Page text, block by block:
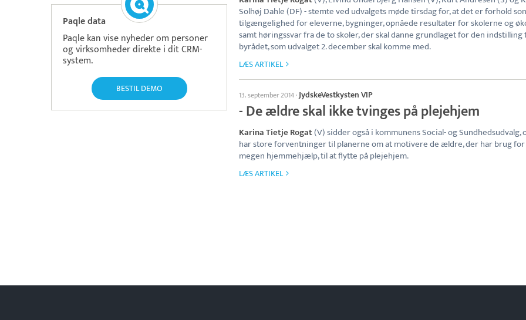
Paqle data
Paqle kan vise nyheder om personer
og virksomheder direkte i dit CRM-
system.
BESTIL DEMO
Solhøj Dahle (DF) - stemte ved udvalgets møde tirsdag for, at det er forhold
tilgængelighed for eleverne, bygninger, opnåede resultater for skolerne og
samt høringssvar fra de to skoler, der skal danne grundlaget for den indstilling
byrådet, som udvalget 2. december skal komme med.
LÆS ARTIKEL
13. september 2014·JydskeVestkysten VIP
- De ældre skal ikke tvinges på plejehjem
Karina Tietje Rogat(V) sidder også i kommunens Social- og Sundhedsudvalg,
har store forventninger til planerne om at motivere de ældre, der har brug for
megen hjemmehjælp, til at flytte på plejehjem.
LÆS ARTIKEL